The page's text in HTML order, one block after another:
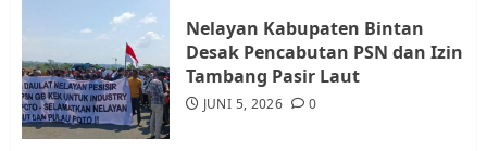
Warga Rempang Ajukan
Audiensi dengan Wali Kota
Nelayan Kabupaten Bintan
Desak Pencabutan PSN dan Izin
Tambang Pasir Laut
JUNI 5, 2026 0